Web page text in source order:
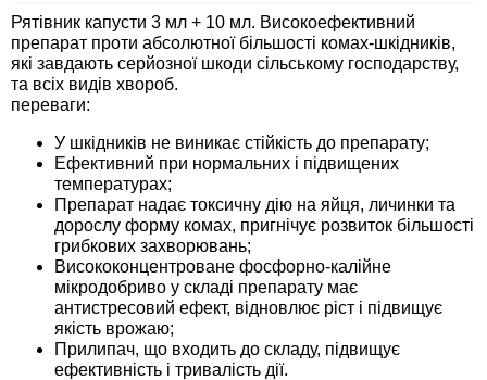
Рятівник капусти 3 мл + 10 мл. Високоефективний
препарат проти абсолютної більшості комах-шкідників,
які завдають серйозної шкоди сільському господарству,
та всіх видів хвороб.
переваги:
У шкідників не виникає стійкість до препарату;
Ефективний при нормальних і підвищених
температурах;
Препарат надає токсичну дію на яйця, личинки та
дорослу форму комах, пригнічує розвиток більшості
грибкових захворювань;
Висококонцентроване фосфорно-калійне
мікродобриво у складі препарату має
антистресовий ефект, відновлює ріст і підвищує
якість врожаю;
Прилипач, що входить до складу, підвищує
ефективність і тривалість дії.
Семена сельдерея
Семена сидератов
Семена табака
Семена томатов
Семена газонной травы
Семена тыквы, патиссона
Семена укропа
Средства защиты от комаров, москитов,
клещей, ос, мошек, слепней
Средства защиты от мух
Средства защиты от моли
Средства защиты от капустницы
Средства защиты от кротов
Средства защиты от грызунов
Препараты для септиков, выгребных ям и